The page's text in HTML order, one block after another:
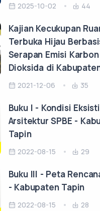
2025-10-02 44
Kajian Kecukupan
Terbuka Hijau
Serapan Emisi Karbon
Dioksida di
2021-12-06 35
Buku I - Kondisi
Arsitektur SPBE -
Tapin
2022-08-15 29
Buku III - Peta
- Kabupaten Tapin
2022-08-15 28